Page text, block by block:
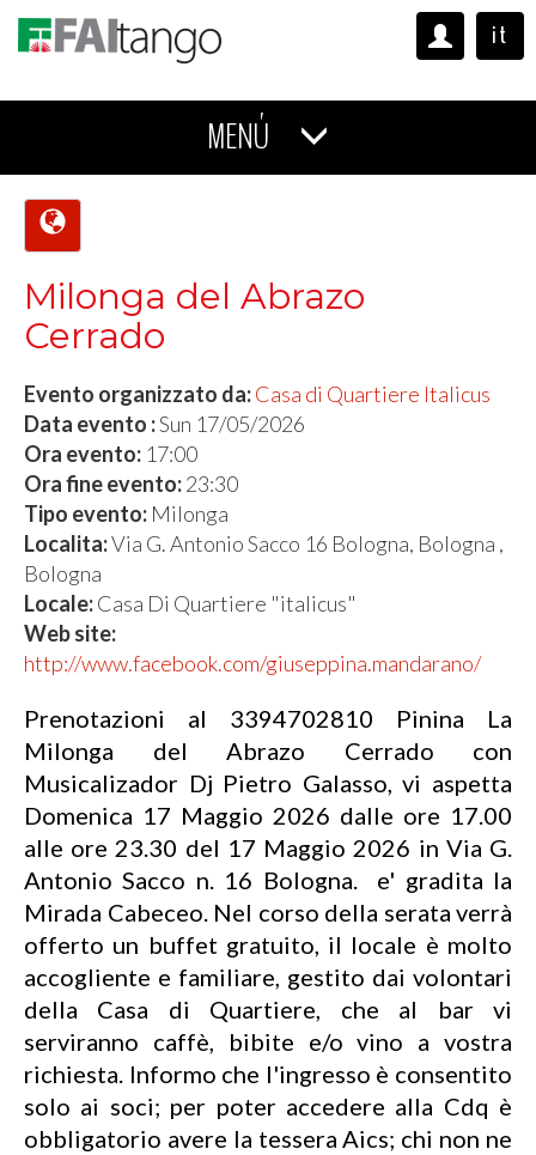
it
MENÚ
Milonga del Abrazo
Cerrado
Evento organizzato da:Casa di Quartiere Italicus
Data evento :Sun 17/05/2026
Ora evento: 17:00
Ora fine evento:23:30
Tipo evento: Milonga
Localita:Via G. Antonio Sacco 16 Bologna, Bologna ,
Bologna
Locale:Casa Di Quartiere "italicus"
Web site:
http://www.facebook.com/giuseppina.mandarano/
Prenotazioni al 3394702810 Pinina La
Milonga del Abrazo Cerrado con
Musicalizador Dj Pietro Galasso, vi aspetta
Domenica 17 Maggio 2026 dalle ore 17.00
alle ore 23.30 del 17 Maggio 2026 in Via G.
Antonio Sacco n. 16 Bologna. e' gradita la
Mirada Cabeceo. Nel corso della serata verrà
offerto un buffet gratuito, il locale è molto
accogliente e familiare, gestito dai volontari
della Casa di Quartiere, che al bar vi
serviranno caffè, bibite e/o vino a vostra
richiesta. Informo che l'ingresso è consentito
solo ai soci; per poter accedere alla Cdq è
obbligatorio avere la tessera Aics; chi non ne